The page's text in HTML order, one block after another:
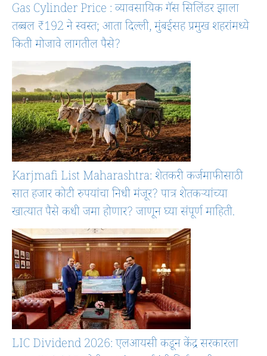
Gas Cylinder Price : व्यावसायिक गॅस सिलिंडर झाला
तब्बल ₹192 ने स्वस्त; आता दिल्ली, मुंबईसह प्रमुख शहरांमध्ये
किती मोजावे लागतील पैसे?
Karjmafi List Maharashtra: शेतकरी कर्जमाफीसाठी
सात हजार कोटी रुपयांचा निधी मंजूर? पात्र शेतकऱ्यांच्या
खात्यात पैसे कधी जमा होणार? जाणून घ्या संपूर्ण माहिती.
LIC Dividend 2026: एलआयसी कडून केंद्र सरकारला